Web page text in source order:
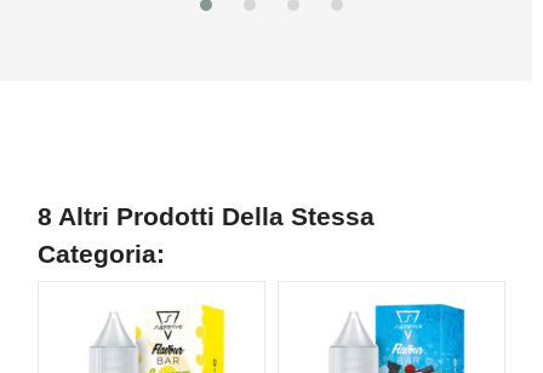
8 Altri Prodotti Della Stessa
Categoria: